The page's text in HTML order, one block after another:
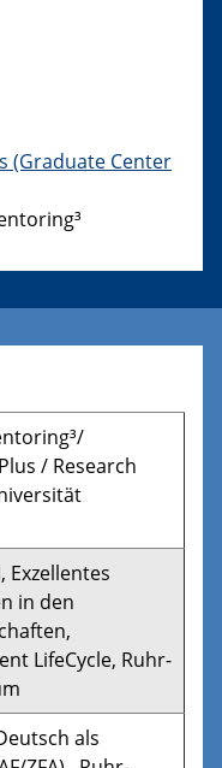
(Graduate Center
/ Research
Exzellentes
in den
LifeCycle, Ruhr-
als